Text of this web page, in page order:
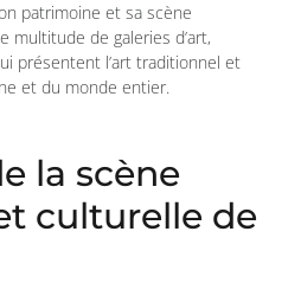
patrimoine et sa scène
multitude de galeries d’art,
présentent l’art traditionnel et
et du monde entier.
la scène
culturelle de